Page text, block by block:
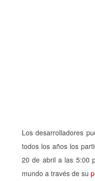
Los desarrolladores
todos los años los
20 de abril a las 5:00
mundo a través de su